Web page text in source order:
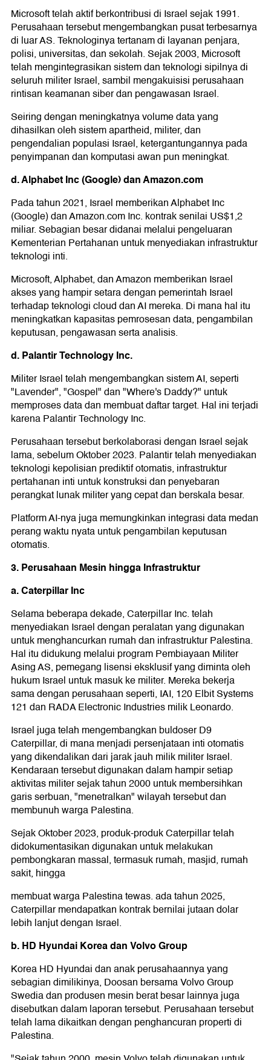
Microsoft telah aktif berkontribusi di Israel sejak 1991.
Perusahaan tersebut mengembangkan pusat terbesarnya
di luar AS. Teknologinya tertanam di layanan penjara,
polisi, universitas, dan sekolah. Sejak 2003, Microsoft
telah mengintegrasikan sistem dan teknologi sipilnya di
seluruh militer Israel, sambil mengakuisisi perusahaan
rintisan keamanan siber dan pengawasan Israel.
Seiring dengan meningkatnya volume data yang
dihasilkan oleh sistem apartheid, militer, dan
pengendalian populasi Israel, ketergantungannya pada
penyimpanan dan komputasi awan pun meningkat.
d. Alphabet Inc (Google) dan Amazon.com
Pada tahun 2021, Israel memberikan Alphabet Inc
(Google) dan Amazon.com Inc. kontrak senilai US$1,2
miliar. Sebagian besar didanai melalui pengeluaran
Kementerian Pertahanan untuk menyediakan infrastruktur
teknologi inti.
Microsoft, Alphabet, dan Amazon memberikan Israel
akses yang hampir setara dengan pemerintah Israel
terhadap teknologi cloud dan AI mereka. Di mana hal itu
meningkatkan kapasitas pemrosesan data, pengambilan
keputusan, pengawasan serta analisis.
d. Palantir Technology Inc.
Militer Israel telah mengembangkan sistem AI, seperti
"Lavender", "Gospel" dan "Where's Daddy?" untuk
memproses data dan membuat daftar target. Hal ini terjadi
karena Palantir Technology Inc.
Perusahaan tersebut berkolaborasi dengan Israel sejak
lama, sebelum Oktober 2023. Palantir telah menyediakan
teknologi kepolisian prediktif otomatis, infrastruktur
pertahanan inti untuk konstruksi dan penyebaran
perangkat lunak militer yang cepat dan berskala besar.
Platform AI-nya juga memungkinkan integrasi data medan
perang waktu nyata untuk pengambilan keputusan
otomatis.
3. Perusahaan Mesin hingga Infrastruktur
a. Caterpillar Inc
Selama beberapa dekade, Caterpillar Inc. telah
menyediakan Israel dengan peralatan yang digunakan
untuk menghancurkan rumah dan infrastruktur Palestina.
Hal itu didukung melalui program Pembiayaan Militer
Asing AS, pemegang lisensi eksklusif yang diminta oleh
hukum Israel untuk masuk ke militer. Mereka bekerja
sama dengan perusahaan seperti, IAI, 120 Elbit Systems
121 dan RADA Electronic Industries milik Leonardo.
Israel juga telah mengembangkan buldoser D9
Caterpillar, di mana menjadi persenjataan inti otomatis
yang dikendalikan dari jarak jauh milik militer Israel.
Kendaraan tersebut digunakan dalam hampir setiap
aktivitas militer sejak tahun 2000 untuk membersihkan
garis serbuan, "menetralkan" wilayah tersebut dan
membunuh warga Palestina.
Sejak Oktober 2023, produk-produk Caterpillar telah
didokumentasikan digunakan untuk melakukan
pembongkaran massal, termasuk rumah, masjid, rumah
sakit, hingga
membuat warga Palestina tewas. ada tahun 2025,
Caterpillar mendapatkan kontrak bernilai jutaan dolar
lebih lanjut dengan Israel.
b. HD Hyundai Korea dan Volvo Group
Korea HD Hyundai dan anak perusahaannya yang
sebagian dimilikinya, Doosan bersama Volvo Group
Swedia dan produsen mesin berat besar lainnya juga
disebutkan dalam laporan tersebut. Perusahaan tersebut
telah lama dikaitkan dengan penghancuran properti di
Palestina.